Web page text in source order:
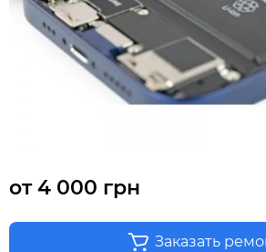
от 4 000 грн
Заказать